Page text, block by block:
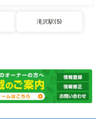
滝沢駅(5)